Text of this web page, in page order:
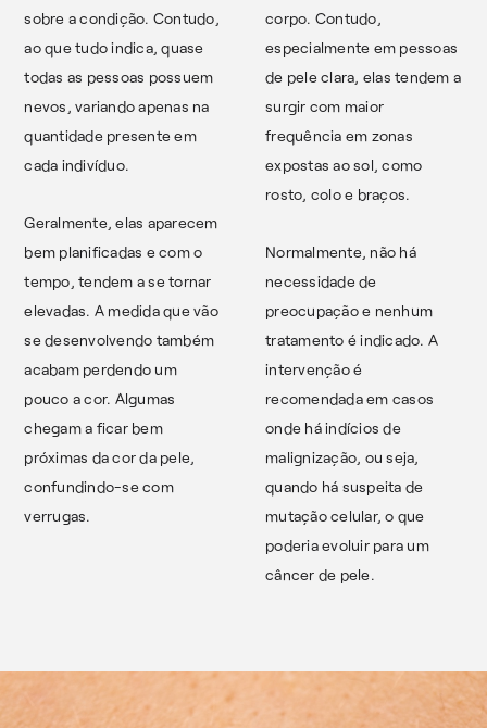
sobre a condição. Contudo,
ao que tudo indica, quase
todas as pessoas possuem
nevos, variando apenas na
quantidade presente em
cada indivíduo.
Geralmente, elas aparecem
bem planificadas e com o
tempo, tendem a se tornar
elevadas. A medida que vão
se desenvolvendo também
acabam perdendo um
pouco a cor. Algumas
chegam a ficar bem
próximas da cor da pele,
confundindo-se com
verrugas.
corpo. Contudo,
especialmente em pessoas
de pele clara, elas tendem a
surgir com maior
frequência em zonas
expostas ao sol, como
rosto, colo e braços.
Normalmente, não há
necessidade de
preocupação e nenhum
tratamento é indicado. A
intervenção é
recomendada em casos
onde há indícios de
malignização, ou seja,
quando há suspeita de
mutação celular, o que
poderia evoluir para um
câncer de pele.